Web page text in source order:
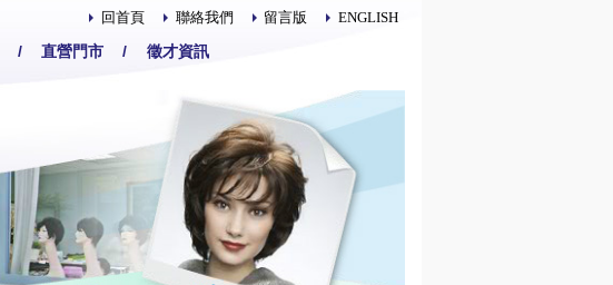
回首頁 聯絡我們 留言版 ENGLISH
/ 直營門市 / 徵才資訊